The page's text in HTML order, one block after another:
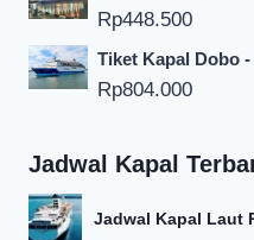
Rp448.500
Tiket Kapal Dobo
Rp804.000
Jadwal Kapal
Jadwal Kapal Laut